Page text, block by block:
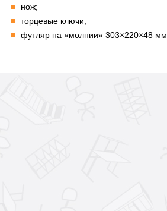
нож;
торцевые ключи;
футляр на «молнии» 303×220×48 мм